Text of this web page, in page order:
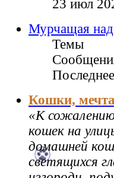
23 июл
Мурчащая
Темы
Кошки,
«К
кошек на
домашней
светящихся